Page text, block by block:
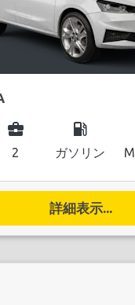
business_center
2
local_gas_station
ガソリン
詳細表示...